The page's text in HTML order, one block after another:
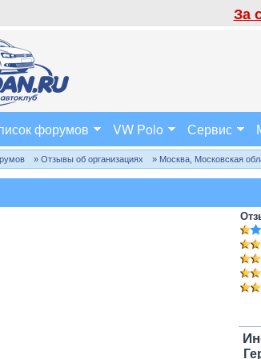
За
форумов VW Polo Сервис
» Отзывы об организациях » Москва, Московская